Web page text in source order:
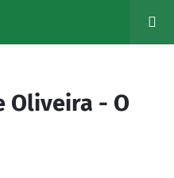
Oliveira - O